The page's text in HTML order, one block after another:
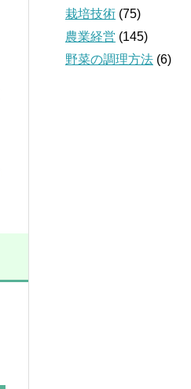
栽培技術 (75)
農業経営 (145)
野菜の調理方法 (6)